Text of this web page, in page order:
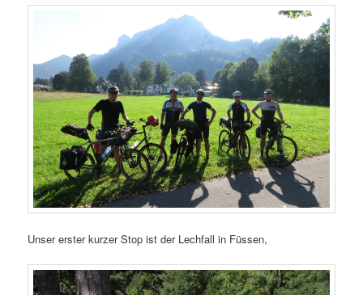
Unser erster kurzer Stop ist der Lechfall in Füssen,